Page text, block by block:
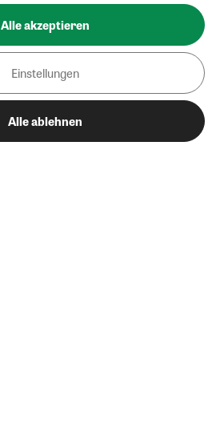
Alle akzeptieren
Einstellungen
Alle ablehnen